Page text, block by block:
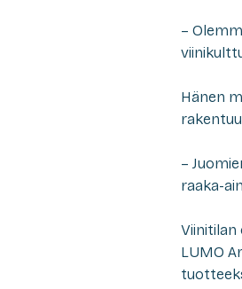
–
Hänen
–
raaka-
LUMO